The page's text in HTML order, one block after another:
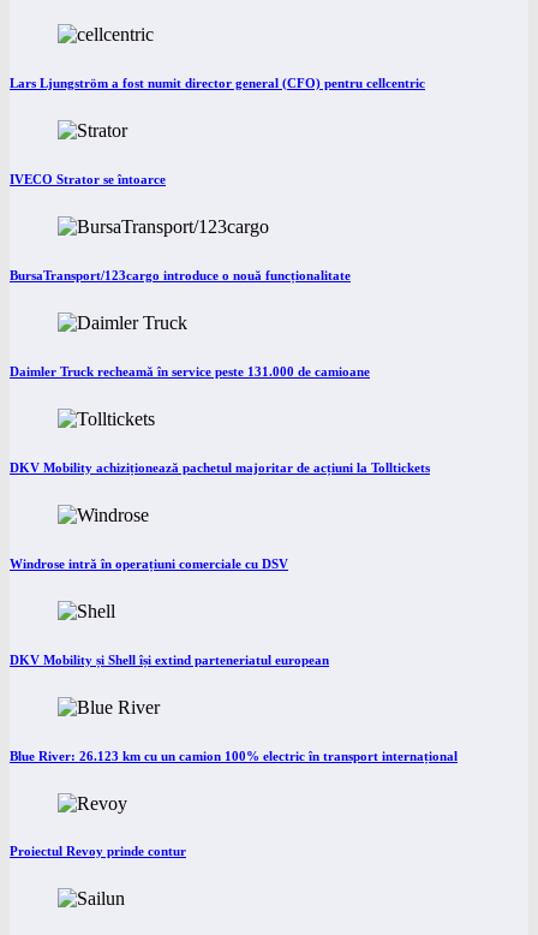
Lars Ljungström a fost numit director general (CFO) pentru cellcentric
IVECO Strator se întoarce
BursaTransport/123cargo introduce o nouă funcționalitate
Daimler Truck recheamă în service peste 131.000 de camioane
DKV Mobility achiziționează pachetul majoritar de acțiuni la Tolltickets
Windrose intră în operațiuni comerciale cu DSV
DKV Mobility și Shell își extind parteneriatul european
Blue River: 26.123 km cu un camion 100% electric în transport internațional
Proiectul Revoy prinde contur